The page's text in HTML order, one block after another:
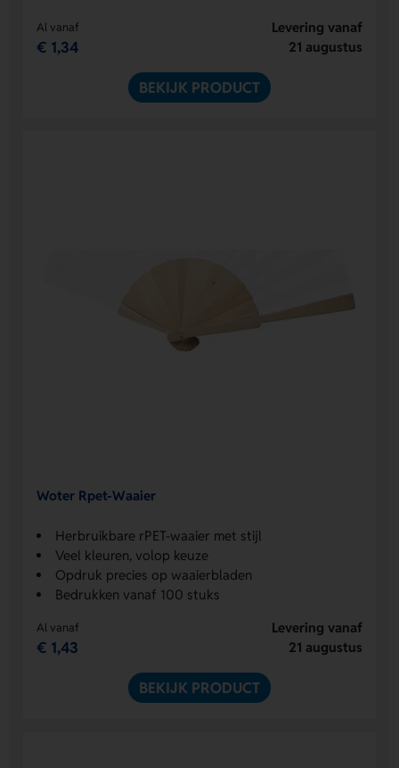
Al vanaf
€ 1,34
Levering vanaf
21 augustus
BEKIJK PRODUCT
Woter Rpet-Waaier
Herbruikbare rPET-waaier met stijl
Veel kleuren, volop keuze
Opdruk precies op waaierbladen
Bedrukken vanaf 100 stuks
Al vanaf
€ 1,43
Levering vanaf
21 augustus
BEKIJK PRODUCT